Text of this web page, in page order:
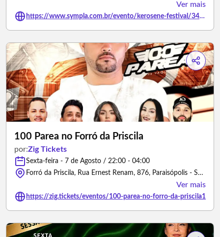
Ver mais
https://www.sympla.com.br/evento/kerosene-festival/3494581
100 Parea no Forró da Priscila
por:Zig Tickets
Sexta-feira - 7 de Agosto / 22:00 - 04:00
Forró da Priscila, Rua Ernest Renam, 876, Paraisópolis - São Paulo/São Paulo
Ver mais
https://zig.tickets/eventos/100-parea-no-forro-da-priscila1